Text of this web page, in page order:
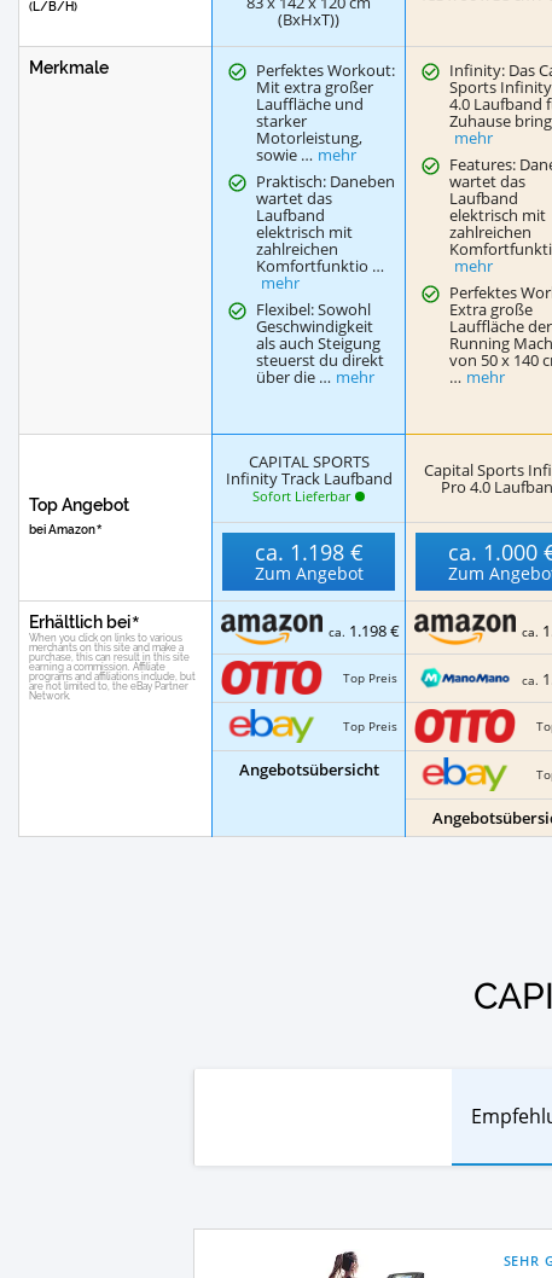
(L/B/H)
(BxHxT))
Merkmale Perfektes Workout:
Mit extra großer
Lauffläche und
starker
Motorleistung,
sowie … mehr
Praktisch: Daneben
wartet das
Laufband
elektrisch mit
zahlreichen
Komfortfunktio …
mehr
Flexibel: Sowohl
Geschwindigkeit
als auch Steigung
steuerst du direkt
über die … mehr
Infinity: Das
Sports
4.0 Laufband
Zuhause
mehr
Features:
wartet das
Laufband
elektrisch mit
zahlreichen
mehr
Perfektes
Extra große
Lauffläche der
Running
von 50 x 140
… mehr
Top Angebot
bei Amazon
CAPITAL SPORTS
Infinity Track Laufband
Sofort Lieferbar
Capital Sports
Pro 4.0
ca. 1.198 €
Zum Angebot
ca. 1.000
Zum
Erhältlich bei ca. 1.198 €
Top Preis
Top Preis
Angebotsübersicht
ca.
ca.